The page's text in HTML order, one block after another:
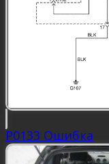
P0133 Ошибка